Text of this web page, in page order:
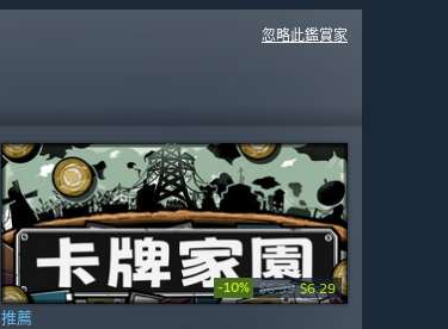
忽略此鑑賞家
-10% $6.99 $6.29
推薦